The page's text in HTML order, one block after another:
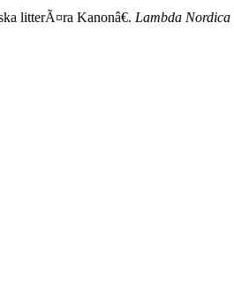
litterÃ¤ra Kanonâ€. Lambda Nordica